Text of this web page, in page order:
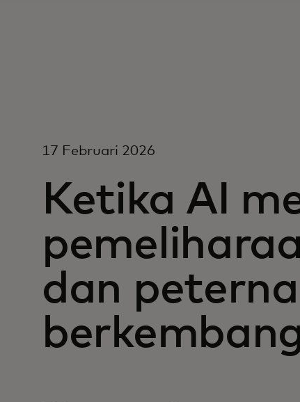
17 Februari 2026
Ketika AI
dan